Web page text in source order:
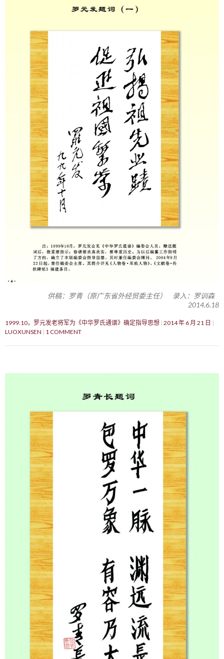
供稿：罗青（原广东省外经贸委主任） 录入：罗训森
2014.6.18
1999.10，罗元发老将军为《中华罗氏通谱》确定指导思想 2014 年 6 月 21 日
LUOXUNSEN
1 COMMENT